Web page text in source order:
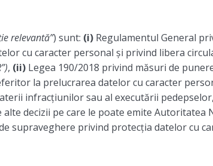
relevantă”) sunt: (i)Regulamentul General
cu caracter personal și privind libera
, (ii)Legea 190/2018 privind măsuri de
la prelucrarea datelor cu caracter
infracțiunilor sau al executării
decizii pe care le poate emite Autoritatea
supraveghere privind protecția datelor cu